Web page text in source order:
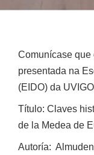
Comunícase
presentada na
(EIDO) da
Título: Claves
de la Medea de
Autoría: